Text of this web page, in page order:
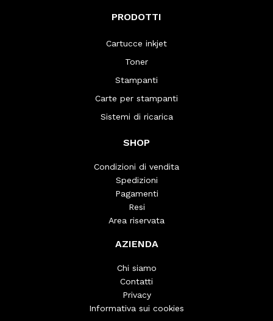
PRODOTTI
Cartucce inkjet
Toner
Stampanti
Carte per stampanti
Sistemi di ricarica
SHOP
Condizioni di vendita
Spedizioni
Pagamenti
Resi
Area riservata
AZIENDA
Chi siamo
Contatti
Privacy
Informativa sui cookies